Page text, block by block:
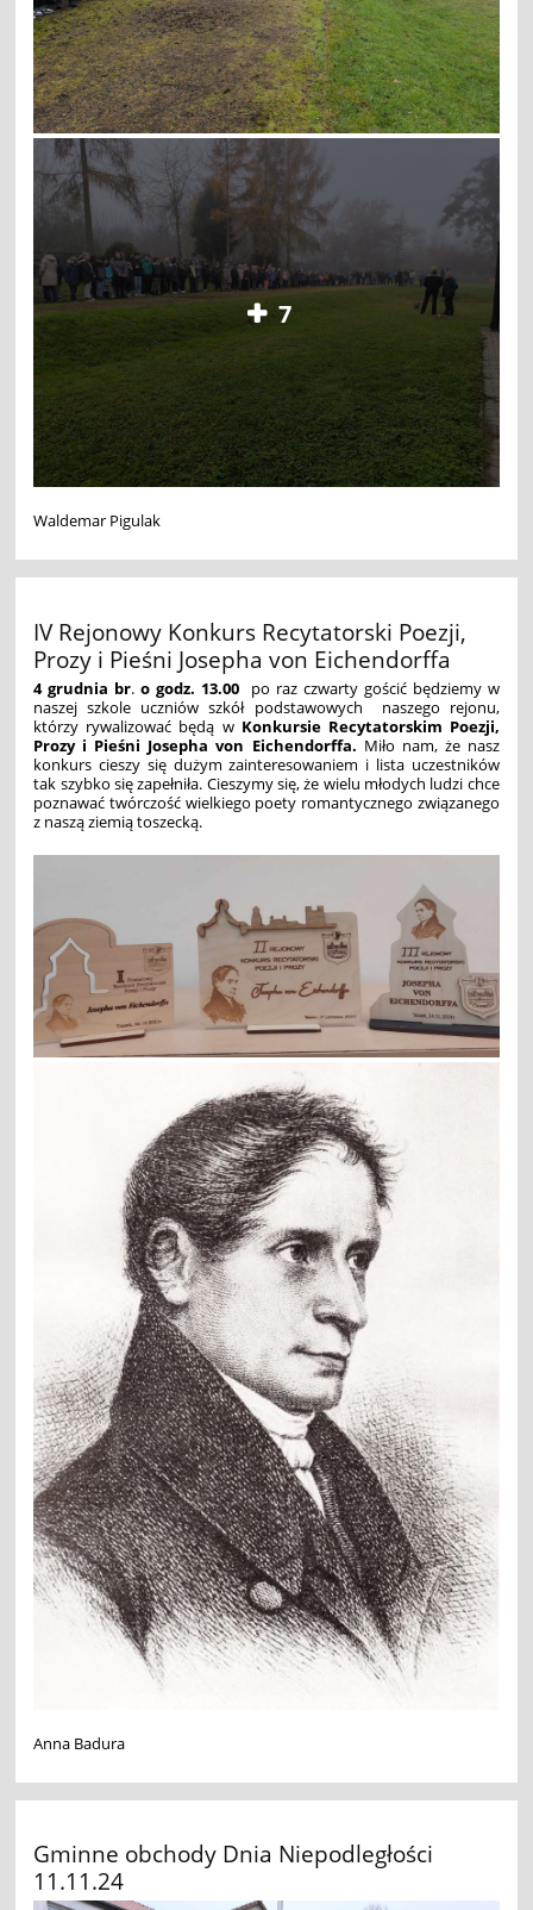
7
Waldemar Pigulak
IV Rejonowy Konkurs Recytatorski Poezji,
Prozy i Pieśni Josepha von Eichendorffa
4 grudnia br.o godz. 13.00
po raz czwarty gościć będziemy w
naszej szkole uczniów szkół podstawowych
naszego rejonu,
którzy rywalizować będą w Konkursie Recytatorskim Poezji,
Prozy i Pieśni Josepha von Eichendorffa. Miło nam, że nasz
konkurs cieszy się dużym zainteresowaniem i lista uczestników
tak szybko się zapełniła. Cieszymy się, że wielu młodych ludzi chce
poznawać twórczość wielkiego poety romantycznego związanego
z naszą ziemią toszecką.
Anna Badura
Gminne obchody Dnia Niepodległości
11.11.24